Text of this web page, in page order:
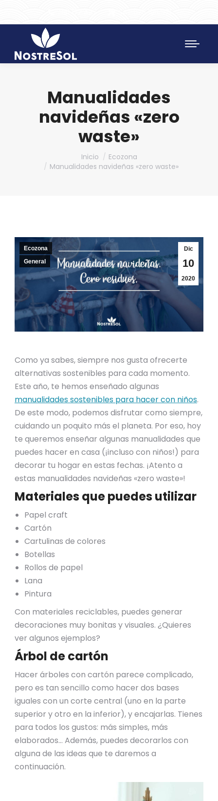
Manualidades
navideñas «zero
waste»
Inicio
Ecozona
Manualidades navideñas «zero waste»
Dic
10
2020
Ecozona
General
Como ya sabes, siempre nos gusta ofrecerte
alternativas sostenibles para cada momento.
Este año, te hemos enseñado algunas
manualidades sostenibles para hacer con niños.
De este modo, podemos disfrutar como siempre,
cuidando un poquito más el planeta. Por eso, hoy
te queremos enseñar algunas manualidades que
puedes hacer en casa (¡incluso con niños!) para
decorar tu hogar en estas fechas. ¡Atento a
estas manualidades navideñas «zero waste»!
Materiales que puedes utilizar
Papel craft
Cartón
Cartulinas de colores
Botellas
Rollos de papel
Lana
Pintura
Con materiales reciclables, puedes generar
decoraciones muy bonitas y visuales. ¿Quieres
ver algunos ejemplos?
Árbol de cartón
Hacer árboles con cartón parece complicado,
pero es tan sencillo como hacer dos bases
iguales con un corte central (uno en la parte
superior y otro en la inferior), y encajarlas. Tienes
para todos los gustos: más simples, más
elaborados… Además, puedes decorarlos con
alguna de las ideas que te daremos a
continuación.